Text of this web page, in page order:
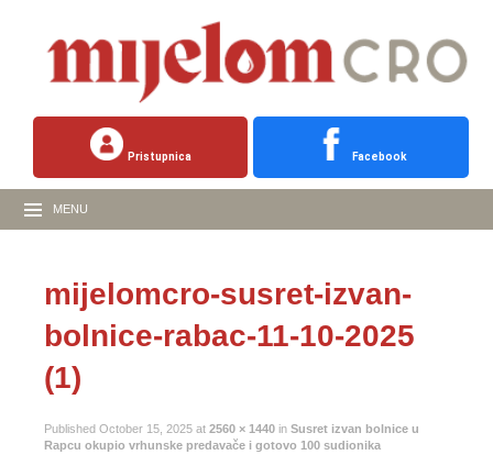
Pristupnica Facebook
MENU
mijelomcro-susret-izvan-
bolnice-rabac-11-10-2025
(1)
Published October 15, 2025 at 2560 × 1440 in Susret izvan bolnice u
Rapcu okupio vrhunske predavače i gotovo 100 sudionika